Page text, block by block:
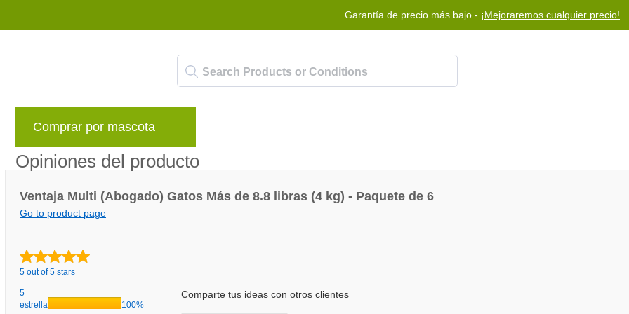
Garantía de precio más bajo - ¡Mejoraremos cualquier precio!
Comprar por mascota
Opiniones del producto
Ventaja Multi (Abogado) Gatos Más de 8.8 libras (4 kg) - Paquete de 6
Go to product page
5 out of 5 stars
5
estrellas
100%
Comparte tus ideas con otros clientes